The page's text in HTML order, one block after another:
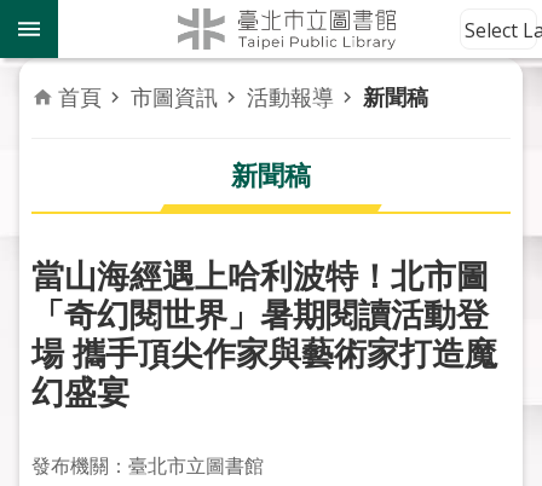
跳到主要內容區塊
到
館
資
訊
者
務
活
動
報
導
關
Select
首頁 市圖資訊 活動報導 新聞稿
新聞稿
當山海經遇上哈利波特！北市圖
「奇幻閱世界」暑期閱讀活動登
場 攜手頂尖作家與藝術家打造魔
幻盛宴
發布機關：臺北市立圖書館